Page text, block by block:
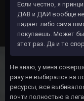
Если честно, я
ДАВ и ДАИ вообще не
падает либо сама
покупаешь. Может
этот раз. Да и то
Не знаю, у меня
разу не выбирался на
ресурсы, все
почти полностью в